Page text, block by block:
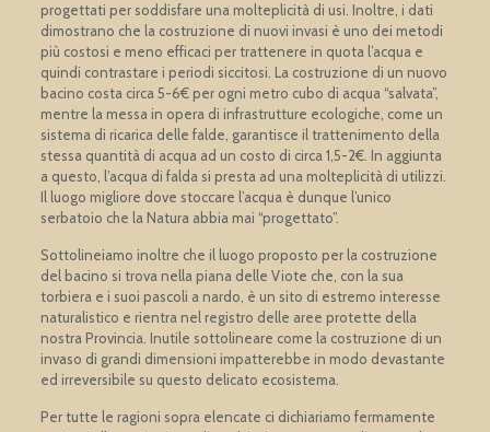
progettati per soddisfare una molteplicità di usi. Inoltre, i dati
dimostrano che la costruzione di nuovi invasi è uno dei metodi
più costosi e meno efficaci per trattenere in quota l’acqua e
quindi contrastare i periodi siccitosi. La costruzione di un nuovo
bacino costa circa 5-6€ per ogni metro cubo di acqua “salvata”,
mentre la messa in opera di infrastrutture ecologiche, come un
sistema di ricarica delle falde, garantisce il trattenimento della
stessa quantità di acqua ad un costo di circa 1,5-2€. In aggiunta
a questo, l’acqua di falda si presta ad una molteplicità di utilizzi.
Il luogo migliore dove stoccare l’acqua è dunque l’unico
serbatoio che la Natura abbia mai “progettato”.
Sottolineiamo inoltre che il luogo proposto per la costruzione
del bacino si trova nella piana delle Viote che, con la sua
torbiera e i suoi pascoli a nardo, è un sito di estremo interesse
naturalistico e rientra nel registro delle aree protette della
nostra Provincia. Inutile sottolineare come la costruzione di un
invaso di grandi dimensioni impatterebbe in modo devastante
ed irreversibile su questo delicato ecosistema.
Per tutte le ragioni sopra elencate ci dichiariamo fermamente